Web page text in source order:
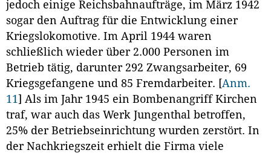
jedoch einige Reichsbahnaufträge, im März 1942
sogar den Auftrag für die Entwicklung einer
Kriegslokomotive. Im April 1944 waren
schließlich wieder über 2.000 Personen im
Betrieb tätig, darunter 292 Zwangsarbeiter, 69
Kriegsgefangene und 85 Fremdarbeiter. [Anm.
11] Als im Jahr 1945 ein Bombenangriff Kirchen
traf, war auch das Werk Jungenthal betroffen,
25% der Betriebseinrichtung wurden zerstört. In
der Nachkriegszeit erhielt die Firma viele